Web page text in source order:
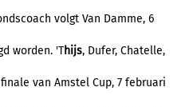
volgt Van Damme, 6
worden. 'Thijs, Dufer, Chatelle,
van Amstel Cup, 7 februari